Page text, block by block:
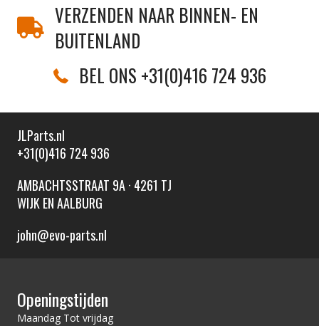
VERZENDEN NAAR BINNEN- EN
BUITENLAND
BEL ONS +31(0)416 724 936
JLParts.nl
+31(0)416 724 936
AMBACHTSSTRAAT 9A · 4261 TJ
WIJK EN AALBURG
john@evo-parts.nl
Openingstijden
Maandag Tot vrijdag